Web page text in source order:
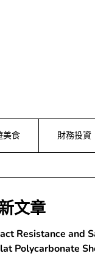
美食 財務投資
文章
Resistance and
Polycarbonate